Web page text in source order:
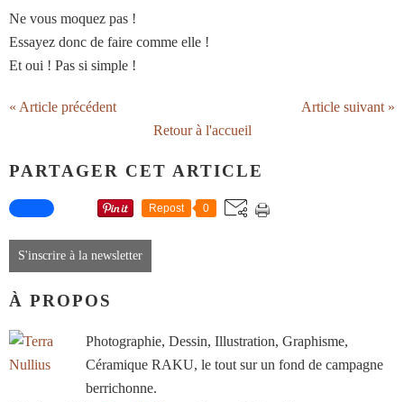
Ne vous moquez pas !
Essayez donc de faire comme elle !
Et oui ! Pas si simple !
« Article précédent
Article suivant »
Retour à l'accueil
PARTAGER CET ARTICLE
Repost 0
S'inscrire à la newsletter
À PROPOS
Photographie, Dessin, Illustration, Graphisme,
Céramique RAKU, le tout sur un fond de campagne
berrichonne.